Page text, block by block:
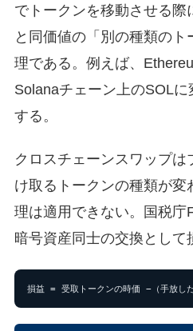
でトークンを移動させる際
と同価値の「別の種類の
理である。例えば、
Solanaチェーン上のSOL
する。
クロスチェーンスワップは
け取るトークンの種類が変
理は適用できない。国税庁
暗号資産同士の交換として
損益 = 受取トークンの時価 −（手放した